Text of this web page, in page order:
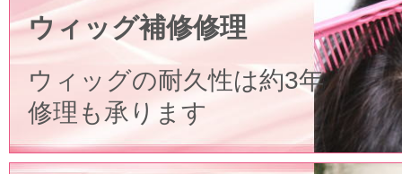
ウィッグ補修修理
ウィッグの耐久性は約3年
修理も承ります